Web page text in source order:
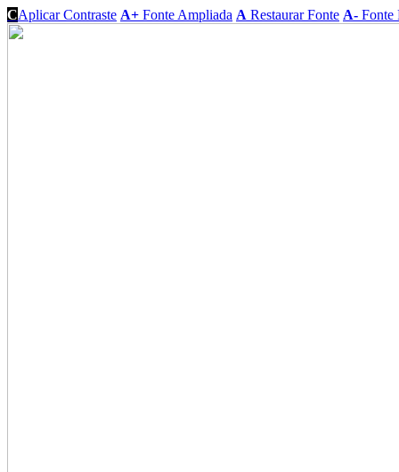
CAplicar Contraste A+ Fonte Ampliada A Restaurar Fonte A- Fonte